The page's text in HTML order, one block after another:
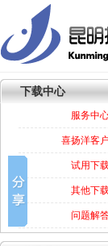
下载中心
服务中
喜扬洋客
试用下
其他下
问题解